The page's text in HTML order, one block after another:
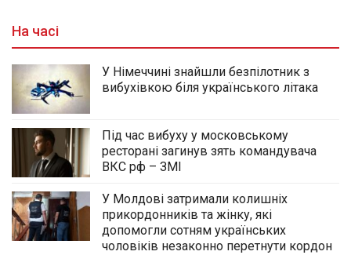
На часі
У Німеччині знайшли безпілотник з
вибухівкою біля українського літака
Під час вибуху у московському
ресторані загинув зять командувача
ВКС рф – ЗМІ
У Молдові затримали колишніх
прикордонників та жінку, які
допомогли сотням українських
чоловіків незаконно перетнути кордон